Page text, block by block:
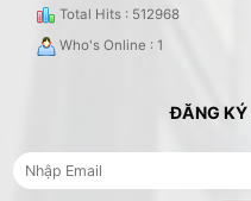
Total Hits : 512968
Who's Online : 1
ĐĂNG KÝ